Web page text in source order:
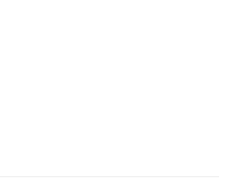
for my new strandkorb. The front flap has side